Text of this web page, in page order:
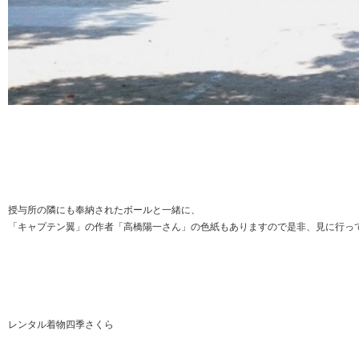
授与所の隣にも奉納されたボールと一緒に、
「キャプテン翼」の作者「高橋陽一さん」の色紙もありますので是非、見に行っ
レンタル着物四季さくら